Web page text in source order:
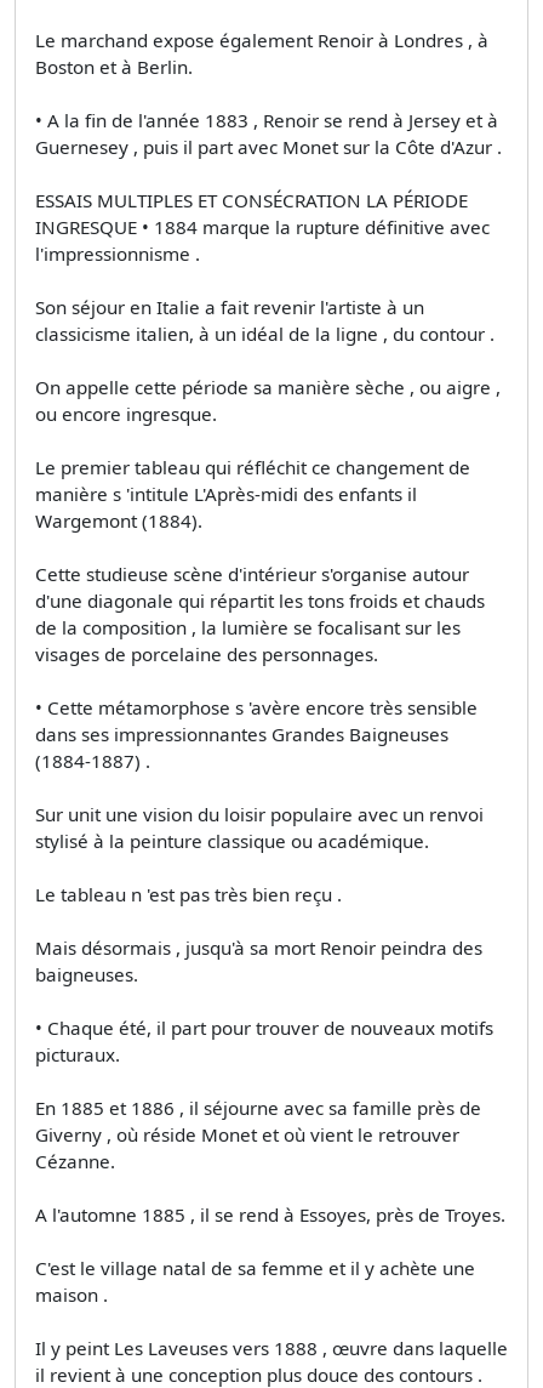
Le marchand expose également Renoir à Londres , à
Boston et à Berlin.
• A la fin de l'année 1883 , Renoir se rend à Jersey et à
Guernesey , puis il part avec Monet sur la Côte d'Azur .
ESSAIS MULTIPLES ET CONSÉCRATION LA PÉRIODE
INGRESQUE • 1884 marque la rupture définitive avec
l'impressionnisme .
Son séjour en Italie a fait revenir l'artiste à un
classicisme italien, à un idéal de la ligne , du contour .
On appelle cette période sa manière sèche , ou aigre ,
ou encore ingresque.
Le premier tableau qui réfléchit ce changement de
manière s 'intitule L'Après-midi des enfants il
Wargemont (1884).
Cette studieuse scène d'intérieur s'organise autour
d'une diagonale qui répartit les tons froids et chauds
de la composition , la lumière se focalisant sur les
visages de porcelaine des personnages.
• Cette métamorphose s 'avère encore très sensible
dans ses impressionnantes Grandes Baigneuses
(1884-1887) .
Sur unit une vision du loisir populaire avec un renvoi
stylisé à la peinture classique ou académique.
Le tableau n 'est pas très bien reçu .
Mais désormais , jusqu'à sa mort Renoir peindra des
baigneuses.
• Chaque été, il part pour trouver de nouveaux motifs
picturaux.
En 1885 et 1886 , il séjourne avec sa famille près de
Giverny , où réside Monet et où vient le retrouver
Cézanne.
A l'automne 1885 , il se rend à Essoyes, près de Troyes.
C'est le village natal de sa femme et il y achète une
maison .
Il y peint Les Laveuses vers 1888 , œuvre dans laquelle
il revient à une conception plus douce des contours .